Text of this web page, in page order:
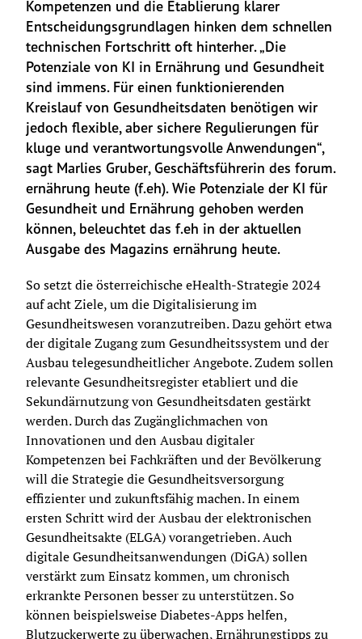
Kompetenzen und die Etablierung klarer
Entscheidungsgrundlagen hinken dem schnellen
technischen Fortschritt oft hinterher. „Die
Potenziale von KI in Ernährung und Gesundheit
sind immens. Für einen funktionierenden
Kreislauf von Gesundheitsdaten benötigen wir
jedoch flexible, aber sichere Regulierungen für
kluge und verantwortungsvolle Anwendungen“,
sagt Marlies Gruber, Geschäftsführerin des forum.
ernährung heute (f.eh). Wie Potenziale der KI für
Gesundheit und Ernährung gehoben werden
können, beleuchtet das f.eh in der aktuellen
So setzt die österreichische eHealth-Strategie 2024
auf acht Ziele, um die Digitalisierung im
Gesundheitswesen voranzutreiben. Dazu gehört etwa
der digitale Zugang zum Gesundheitssystem und der
Ausbau telegesundheitlicher Angebote. Zudem sollen
relevante Gesundheitsregister etabliert und die
Sekundärnutzung von Gesundheitsdaten gestärkt
werden. Durch das Zugänglichmachen von
Innovationen und den Ausbau digitaler
Kompetenzen bei Fachkräften und der Bevölkerung
will die Strategie die Gesundheitsversorgung
effizienter und zukunftsfähig machen. In einem
ersten Schritt wird der Ausbau der elektronischen
Gesundheitsakte (ELGA) vorangetrieben. Auch
digitale Gesundheitsanwendungen (DiGA) sollen
verstärkt zum Einsatz kommen, um chronisch
erkrankte Personen besser zu unterstützen. So
können beispielsweise Diabetes-Apps helfen,
Blutzuckerwerte zu überwachen, Ernährungstipps zu